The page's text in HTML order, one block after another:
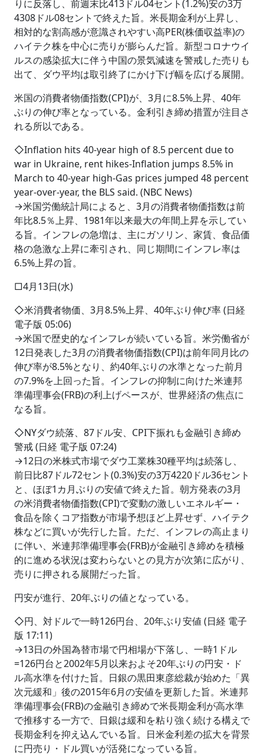
りに反落し、前週末比413ドル04セント(1.2%)安の3万
4308ドル08セントで終えた旨。米長期金利が上昇し、
相対的な割高感が意識されやすい高PER(株価収益率)の
ハイテク株を中心に売りが膨らんだ旨。新型コロナウイ
ルスの感染拡大に伴う中国の景気減速を警戒した売りも
出て、ダウ平均は取引終了にかけ下げ幅を広げる展開。
米国の消費者物価指数(CPI)が、3月に8.5%上昇、40年
ぶりの伸び率となっている。金利引き締め措置が注目さ
れる所以である。
◇Inflation hits 40-year high of 8.5 percent due to
war in Ukraine, rent hikes-Inflation jumps 8.5% in
March to 40-year high-Gas prices jumped 48 percent
year-over-year, the BLS said. (NBC News)
→米国労働統計局によると、3月の消費者物価指数は前
年比8.5％上昇、1981年以来最大の年間上昇を示してい
る旨。インフレの急増は、主にガソリン、家賃、食品価
格の急激な上昇に牽引され、同じ期間にインフレ率は
6.5%上昇の旨。
□4月13日(水)
◇米消費者物価、3月8.5%上昇、40年ぶり伸び率 (日経
電子版 05:06)
→米国で歴史的なインフレが続いている旨。米労働省が
12日発表した3月の消費者物価指数(CPI)は前年同月比の
伸び率が8.5%となり、約40年ぶりの水準となった前月
の7.9%を上回った旨。インフレの抑制に向けた米連邦
準備理事会(FRB)の利上げペースが、世界経済の焦点に
なる旨。
◇NYダウ続落、87ドル安、CPI下振れも金融引き締め
警戒 (日経 電子版 07:24)
→12日の米株式市場でダウ工業株30種平均は続落し、
前日比87ドル72セント(0.3%)安の3万4220ドル36セント
と、ほぼ1カ月ぶりの安値で終えた旨。朝方発表の3月
の米消費者物価指数(CPI)で変動の激しいエネルギー・
食品を除くコア指数が市場予想ほど上昇せず、ハイテク
株などに買いが先行した旨。ただ、インフレの高止まり
に伴い、米連邦準備理事会(FRB)が金融引き締めを積極
的に進める状況は変わらないとの見方が次第に広がり、
売りに押される展開だった旨。
円安が進行、20年ぶりの値となっている。
◇円、対ドルで一時126円台、20年ぶり安値 (日経 電子
版 17:11)
→13日の外国為替市場で円相場が下落し、一時1ドル
=126円台と2002年5月以来およそ20年ぶりの円安・ド
ル高水準を付けた旨。日銀の黒田東彦総裁が始めた「異
次元緩和」後の2015年6月の安値を更新した旨。米連邦
準備理事会(FRB)の金融引き締めで米長期金利が高水準
で推移する一方で、日銀は緩和を粘り強く続ける構えで
長期金利を抑え込んでいる旨。日米金利差の拡大を背景
に円売り・ドル買いが活発になっている旨。